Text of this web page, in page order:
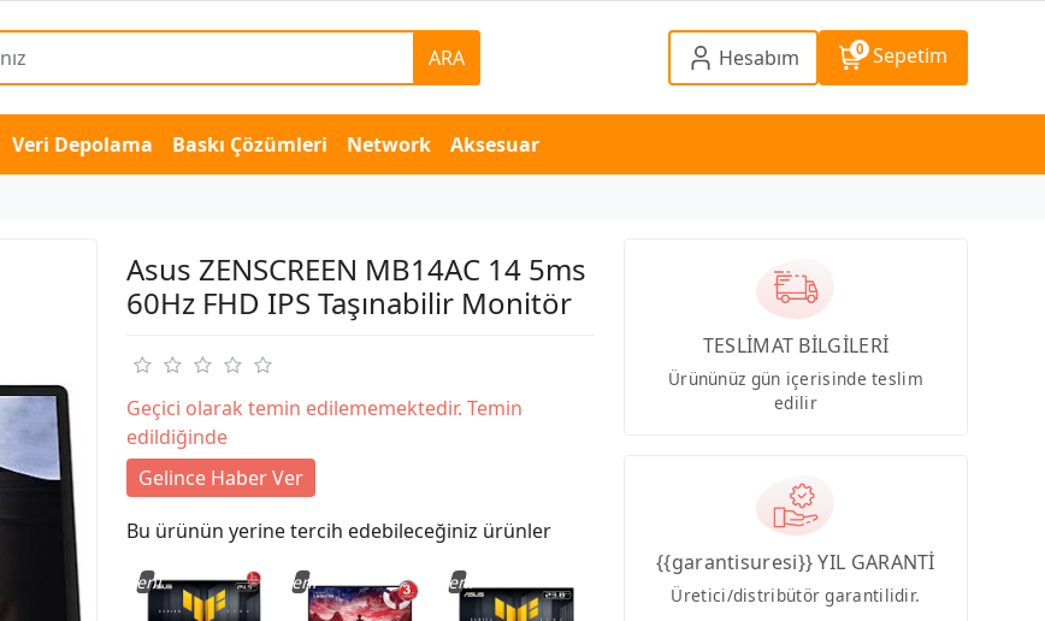
ARA Hesabım 0 Sepetim
Veri Depolama Baskı Çözümleri Network Aksesuar
Asus ZENSCREEN MB14AC 14 5ms
60Hz FHD IPS Taşınabilir Monitör
Geçici olarak temin edilememektedir. Temin
edildiğinde
Gelince Haber Ver
Bu ürünün yerine tercih edebileceğiniz ürünler
Yeni Yeni Yeni
TESLİMAT BİLGİLERİ
Ürününüz gün içerisinde teslim
edilir
{{garantisuresi}} YIL GARANTİ
Üretici/distribütör garantilidir.